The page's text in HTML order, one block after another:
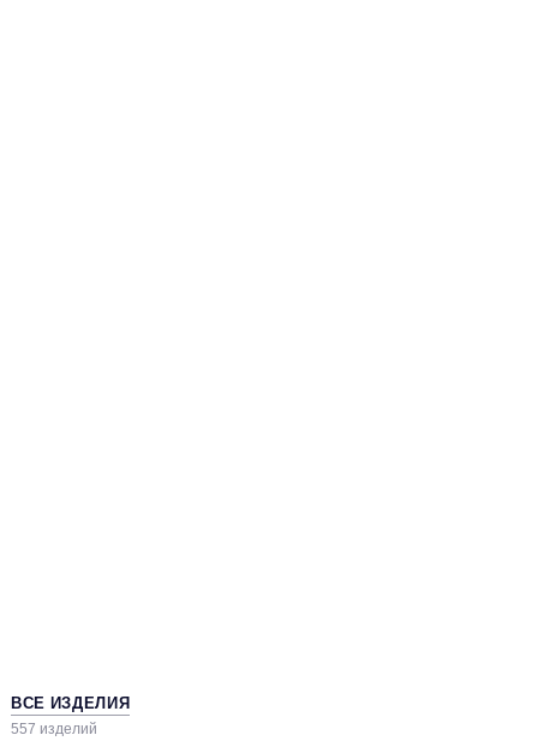
ВСЕ ИЗДЕЛИЯ
557 изделий